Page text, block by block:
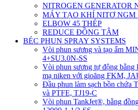
NITROGEN GENERATOR
MÁY TẠO KHÍ NITƠ NGM
ELBOW 45 THÉP
REDUCE ĐỒNG TÂM
BÉC PHUN SPRAY SYSTEMS
Vòi phun sương và tạo ẩm
4+SU3.0N-SS
Vòi phun sương tự động bằng
mạ niken với gioăng FKM,
Đầu phun làm sạch bồn chứa
và PTFE, TJ19-C
Vòi phun TankJet®, bằng